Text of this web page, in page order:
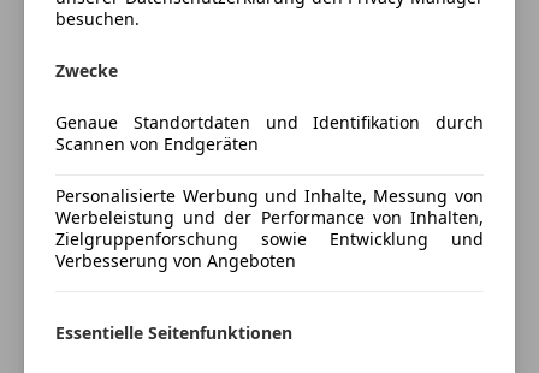
Abstandswarner
Beifahrerairbag
Blendfreies Fernlicht
ESP
Fahrerairbag
Fernlichtassistent
Geschwindigkeits-begrenzungsanlage
Kopfairbag
Steptronic Getriebe mit Doppelkupplung
Umwelt, Sicherheit
ABS
Airbag Fahrer/Beifahrer
Aktiver Fussgängerschutz
Alarmanlage
Auto Start/Stop Funktion
Beifahrerairbag
ESP
Mehr anzeigen
Preisbewertung
besuchen.
Zwecke
Genaue Standortdaten und Identifikation durch
Scannen von Endgeräten
Personalisierte Werbung und Inhalte, Messung von
Werbeleistung und der Performance von Inhalten,
Zielgruppenforschung sowie Entwicklung und
Verbesserung von Angeboten
Essentielle Seitenfunktionen